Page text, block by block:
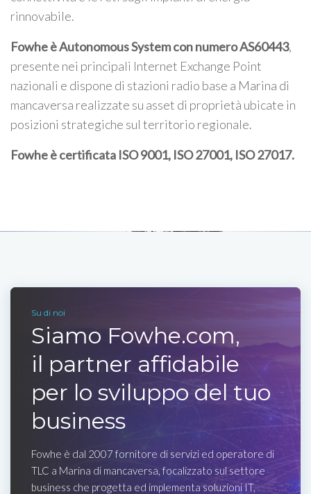
rinnovabile.
Fowhe è Autonomous System con numero AS60443,
presente nei principali Internet Exchange Point
nazionali e dispone di stazioni radio base a Marina di
mancaversa realizzate su asset di proprietà ubicate in
posizioni strategiche sul territorio regionale.
Fowhe è certificata ISO 9001, ISO 27001, ISO 27017.
Su di noi
Siamo Fowhe.com,
il partner affidabile
per lo sviluppo del tuo
business
Fowhe è dal 2007 fornitore di servizi ed operatore di
TLC a Marina di mancaversa, focalizzato sul settore
business che progetta ed implementa soluzioni IT,